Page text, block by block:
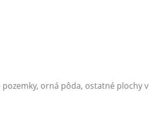
orná pôda, ostatné plochy v